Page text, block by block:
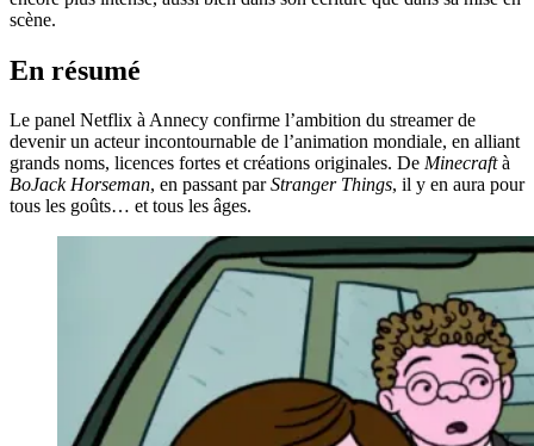
scène.
En résumé
Le panel Netflix à Annecy confirme l’ambition du streamer de
devenir un acteur incontournable de l’animation mondiale, en alliant
grands noms, licences fortes et créations originales. De Minecraftà
BoJack Horseman, en passant parStranger Things, il y en aura pour
tous les goûts… et tous les âges.